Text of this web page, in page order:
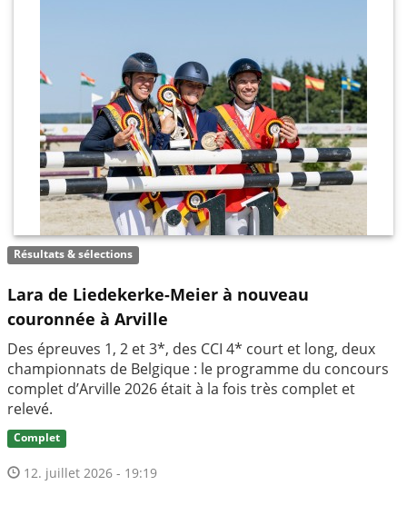
Résultats & sélections
Lara de Liedekerke-Meier à nouveau
couronnée à Arville
Des épreuves 1, 2 et 3*, des CCI 4* court et long, deux
championnats de Belgique : le programme du concours
complet d’Arville 2026 était à la fois très complet et
relevé.
Complet
12. juillet 2026 - 19:19